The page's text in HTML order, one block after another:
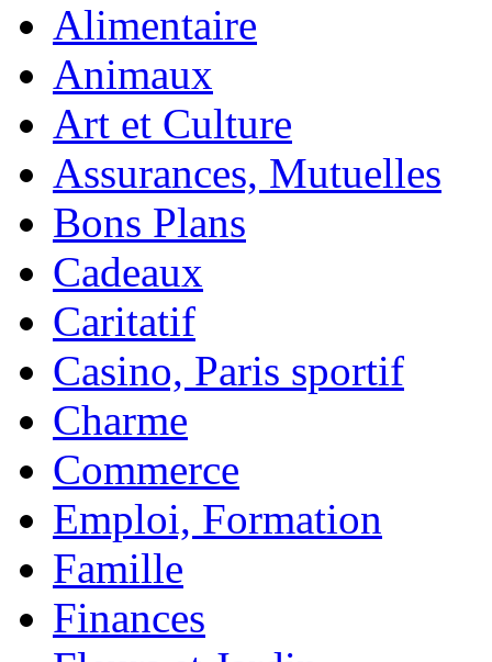
Alimentaire
Animaux
Art et Culture
Assurances, Mutuelles
Bons Plans
Cadeaux
Caritatif
Casino, Paris sportif
Charme
Commerce
Emploi, Formation
Famille
Finances